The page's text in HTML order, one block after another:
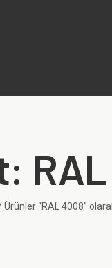
Ürünler “RAL 4008”